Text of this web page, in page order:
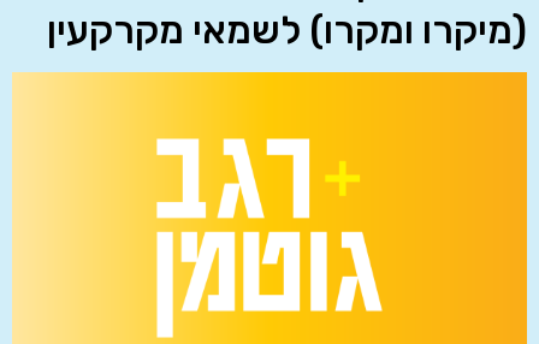
(מיקרו ומקרו) לשמאי מקרקעין